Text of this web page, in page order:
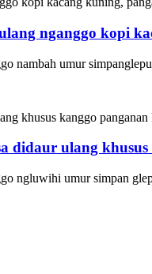
nganggo kopi
nambah umur simpan
ulang
ngluwihi umur simpan